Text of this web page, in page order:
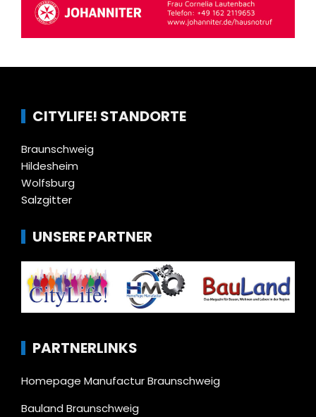
CITYLIFE! STANDORTE
Braunschweig
Hildesheim
Wolfsburg
Salzgitter
UNSERE PARTNER
PARTNERLINKS
Homepage Manufactur Braunschweig
Bauland Braunschweig